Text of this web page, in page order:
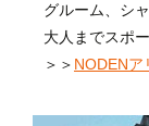
グルーム、シ
大人までスポ
＞＞ NODENア